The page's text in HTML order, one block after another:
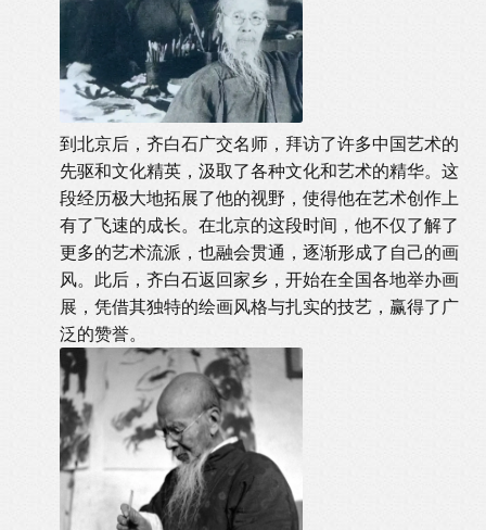
到北京后，齐白石广交名师，拜访了许多中国艺术的
先驱和文化精英，汲取了各种文化和艺术的精华。这
段经历极大地拓展了他的视野，使得他在艺术创作上
有了飞速的成长。在北京的这段时间，他不仅了解了
更多的艺术流派，也融会贯通，逐渐形成了自己的画
风。此后，齐白石返回家乡，开始在全国各地举办画
展，凭借其独特的绘画风格与扎实的技艺，赢得了广
泛的赞誉。